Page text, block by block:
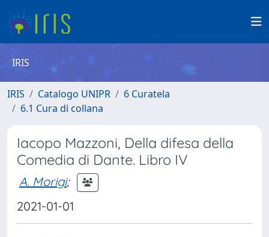
IRIS
IRIS Catalogo UNIPR
6 Curatela
6.1 Cura di collana
Iacopo Mazzoni, Della difesa della
Comedia di Dante. Libro IV
A. Morigi;
2021-01-01